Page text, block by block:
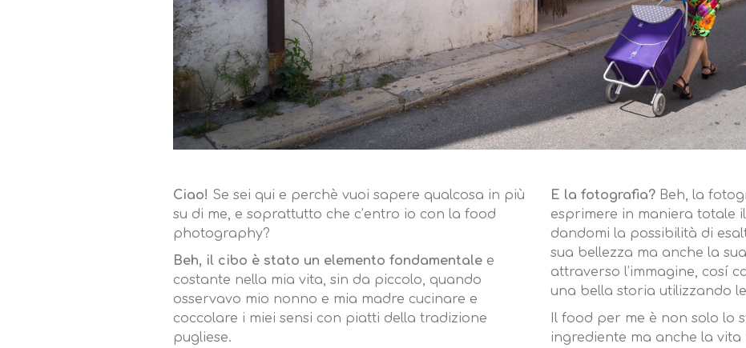
Ciao! Se sei qui e perchè vuoi sapere qualcosa in più
su di me, e soprattutto che c’entro io con la food
photography?
Beh, il cibo è stato un elemento fondamentale e
costante nella mia vita, sin da piccolo, quando
osservavo mio nonno e mia madre cucinare e
coccolare i miei sensi con piatti della tradizione
pugliese.
E la fotografia?Beh, la
esprimere in maniera totale
dandomi la possibilità di
sua bellezza ma anche la
attraverso l’immagine, cosí
una bella storia utilizzando
Il food per me è non solo lo
ingrediente ma anche la vita